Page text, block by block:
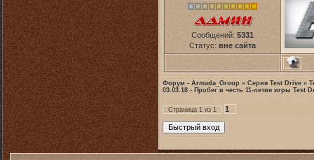
Сообщений: 5331
Статус: вне сайта
Форум - Armada_Group » Серия Test Drive »
03.03.18 - Пробег в честь 11-летия игры Test
Страница 1 из 1 1